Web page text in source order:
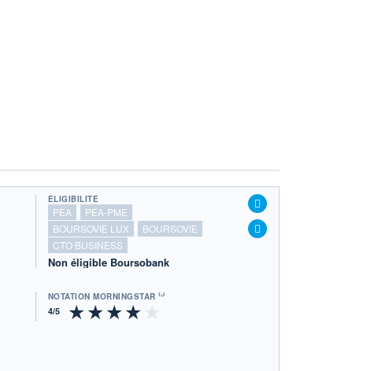
ÉLIGIBILITÉ
PEA
PEA-PME
BOURSOVIE LUX
BOURSOVIE
CTO BUSINESS
Non éligible Boursobank
NOTATION MORNINGSTAR ⁽¹⁾